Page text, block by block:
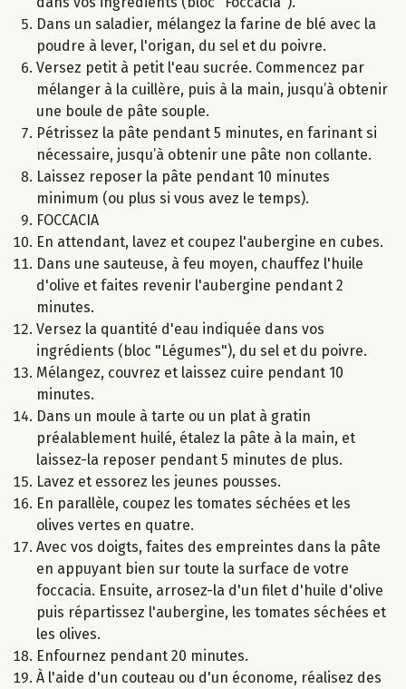
Dans un saladier, mélangez la farine de blé avec la
poudre à lever, l'origan, du sel et du poivre.
Versez petit à petit l'eau sucrée. Commencez par
mélanger à la cuillère, puis à la main, jusqu’à obtenir
une boule de pâte souple.
Pétrissez la pâte pendant 5 minutes, en farinant si
nécessaire, jusqu’à obtenir une pâte non collante.
Laissez reposer la pâte pendant 10 minutes
minimum (ou plus si vous avez le temps).
FOCCACIA
En attendant, lavez et coupez l'aubergine en cubes.
Dans une sauteuse, à feu moyen, chauffez l'huile
d'olive et faites revenir l'aubergine pendant 2
minutes.
Versez la quantité d'eau indiquée dans vos
ingrédients (bloc "Légumes"), du sel et du poivre.
Mélangez, couvrez et laissez cuire pendant 10
minutes.
Dans un moule à tarte ou un plat à gratin
préalablement huilé, étalez la pâte à la main, et
laissez-la reposer pendant 5 minutes de plus.
Lavez et essorez les jeunes pousses.
En parallèle, coupez les tomates séchées et les
olives vertes en quatre.
Avec vos doigts, faites des empreintes dans la pâte
en appuyant bien sur toute la surface de votre
foccacia. Ensuite, arrosez-la d'un filet d'huile d'olive
puis répartissez l'aubergine, les tomates séchées et
les olives.
Enfournez pendant 20 minutes.
À l'aide d'un couteau ou d'un économe, réalisez des